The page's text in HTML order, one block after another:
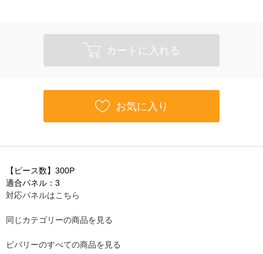
カートに入れる
お気に入り
【ピース数】300P
適合パネル：3
対応パネルはこちら
同じカテゴリーの商品を見る
ビバリーのすべての商品を見る